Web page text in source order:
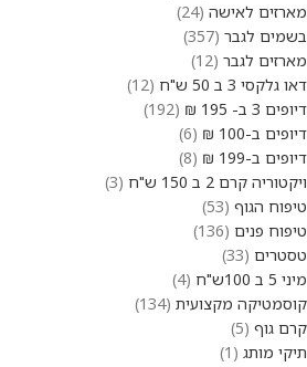
מארזים לאישה 24
בשמים לגבר 357
מארזים לגבר 12
דאו גלקסי 3 ב 50 ש"ח
12
דיופים 3 ב- 195 ₪
192
דיופים ב-100 ₪
6
דיופים ב-199 ₪
8
ויקטוריה קרם 2 ב 150 ש"ח
3
טיפוח הגוף 53
טיפוח פנים 136
טסטרים 33
מיני 5 ב 100ש"ח
4
קוסמטיקה מקצועית 134
קרם גוף 5
תיקי מותג
1